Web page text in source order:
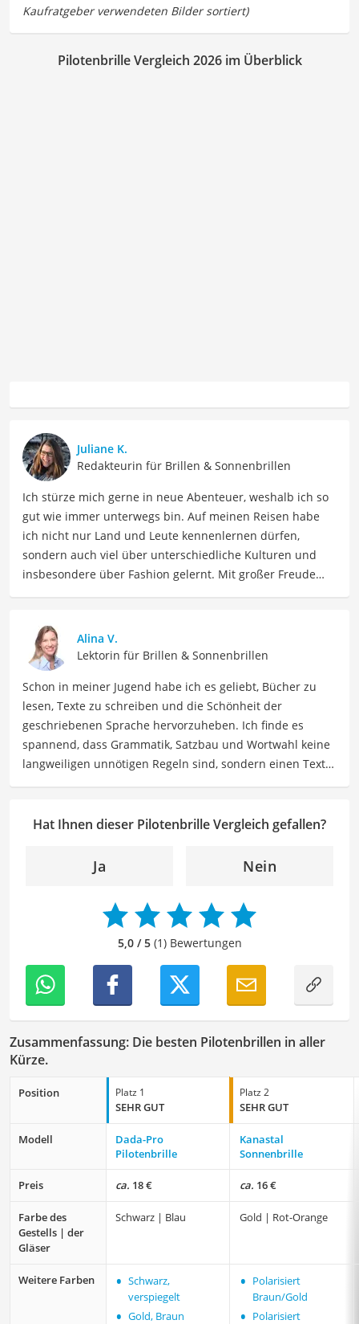
Pilotenbrille Vergleich 2026 im Überblick
Juliane K.
Redakteurin für Brillen & Sonnenbrillen
Ich stürze mich gerne in neue Abenteuer, weshalb ich so
gut wie immer unterwegs bin. Auf meinen Reisen habe
ich nicht nur Land und Leute kennenlernen dürfen,
sondern auch viel über unterschiedliche Kulturen und
insbesondere über Fashion gelernt. Mit großer Freude
teilen. Meine Beiträge umfassen Modetrends,
Stylingtipps, Produktbewertungen und Modeinspirationen
für verschiedene Anlässe.
Der Pilotenbrille-Vergleich ist aus unserer Sicht
besonders empfehlenswert fürFliegerundPiloten
Alina V.
Lektorin für Brillen & Sonnenbrillen
Schon in meiner Jugend habe ich es geliebt, Bücher zu
lesen, Texte zu schreiben und die Schönheit der
geschriebenen Sprache hervorzuheben. Ich finde es
spannend, dass Grammatik, Satzbau und Wortwahl keine
langweiligen unnötigen Regeln sind, sondern einen Text
geschriebenen Wort als Lektorin bei VGL in unsere Texte
Detailgenauigkeit und sprachliche Präzision unterstütze
ich unser Redaktionsteam dabei, qualitativ hochwertige
und fehlerfreie Inhalte zu liefern. Dabei liebe ich es,
meinen Wissensschatz immer mehr zu erweitern und
mich täglich mit den verschiedensten Themen
Hat Ihnen dieser Pilotenbrille Vergleich gefallen?
Ja Nein
5,0 / 5(1) Bewertungen
Zusammenfassung: Die besten Pilotenbrillen in aller
Kürze.
Position Platz 1
SEHR GUT
Platz 2
SEHR GUT
Modell
Dada-Pro
Pilotenbrille
Kanastal
Sonnenbrille
Preis ca. 18 € ca. 16 €
Farbe des
Gestells | der
Gläser
Schwarz | Blau Gold | Rot-Orange
Weitere Farben • Schwarz,
verspiegelt
• Gold, Braun
• Polarisiert
Braun/Gold
• Polarisiert